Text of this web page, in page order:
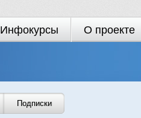
Инфокурсы О проекте
Подписки